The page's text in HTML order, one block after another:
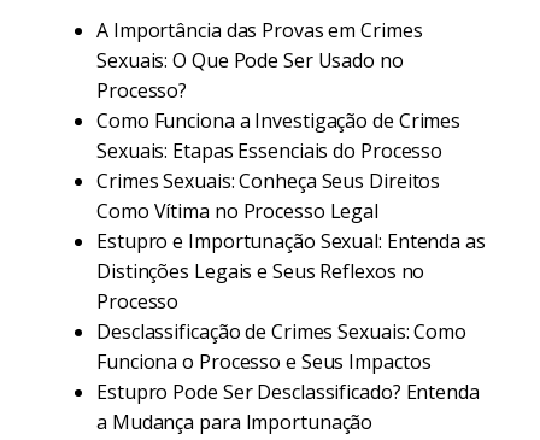
A Importância das Provas em Crimes
Sexuais: O Que Pode Ser Usado no
Processo?
Como Funciona a Investigação de Crimes
Sexuais: Etapas Essenciais do Processo
Crimes Sexuais: Conheça Seus Direitos
Como Vítima no Processo Legal
Estupro e Importunação Sexual: Entenda as
Distinções Legais e Seus Reflexos no
Processo
Desclassificação de Crimes Sexuais: Como
Funciona o Processo e Seus Impactos
Estupro Pode Ser Desclassificado? Entenda
a Mudança para Importunação